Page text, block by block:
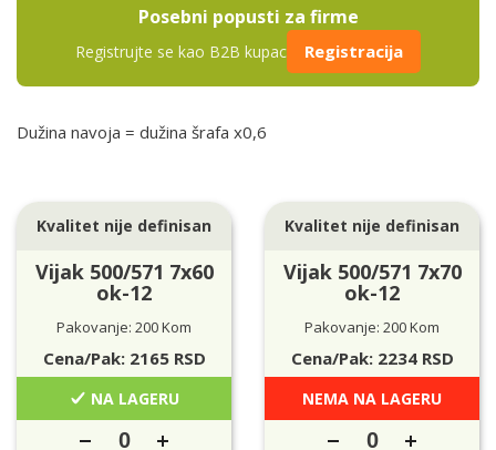
Posebni popusti za firme
Registrujte se kao B2B kupac Registracija
Dužina navoja = dužina šrafa x0,6
Kvalitet nije definisan
Vijak 500/571 7x60
ok-12
Pakovanje: 200 Kom
Cena/Pak: 2165RSD
NA LAGERU
Kvalitet nije definisan
Vijak 500/571 7x70
ok-12
Pakovanje: 200 Kom
Cena/Pak: 2234RSD
NEMA NA LAGERU